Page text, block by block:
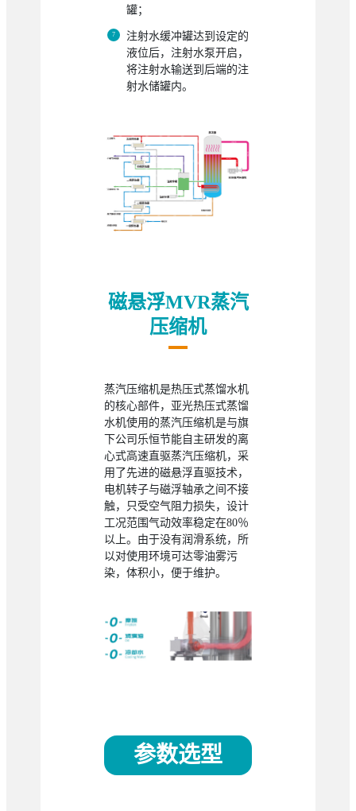
罐；
注射水缓冲罐达到设定的
液位后，注射水泵开启，
将注射水输送到后端的注
射水储罐内。
磁悬浮MVR蒸汽
压缩机
蒸汽压缩机是热压式蒸馏水机
的核心部件，亚光热压式蒸馏
水机使用的蒸汽压缩机是与旗
下公司乐恒节能自主研发的离
心式高速直驱蒸汽压缩机，采
用了先进的磁悬浮直驱技术，
电机转子与磁浮轴承之间不接
触，只受空气阻力损失，设计
工况范围气动效率稳定在80％
以上。由于没有润滑系统，所
以对使用环境可达零油雾污
染，体积小，便于维护。
参数选型